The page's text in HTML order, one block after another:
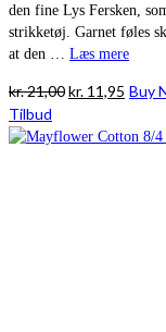
den fine Lys Fersken,
strikketøj. Garnet føles
at den … Læs mere
kr.21,00Den
pris
kr. 11,95 Den
pris
Buy
Tilbud